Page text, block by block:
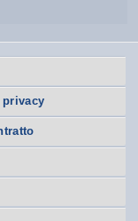
privacy